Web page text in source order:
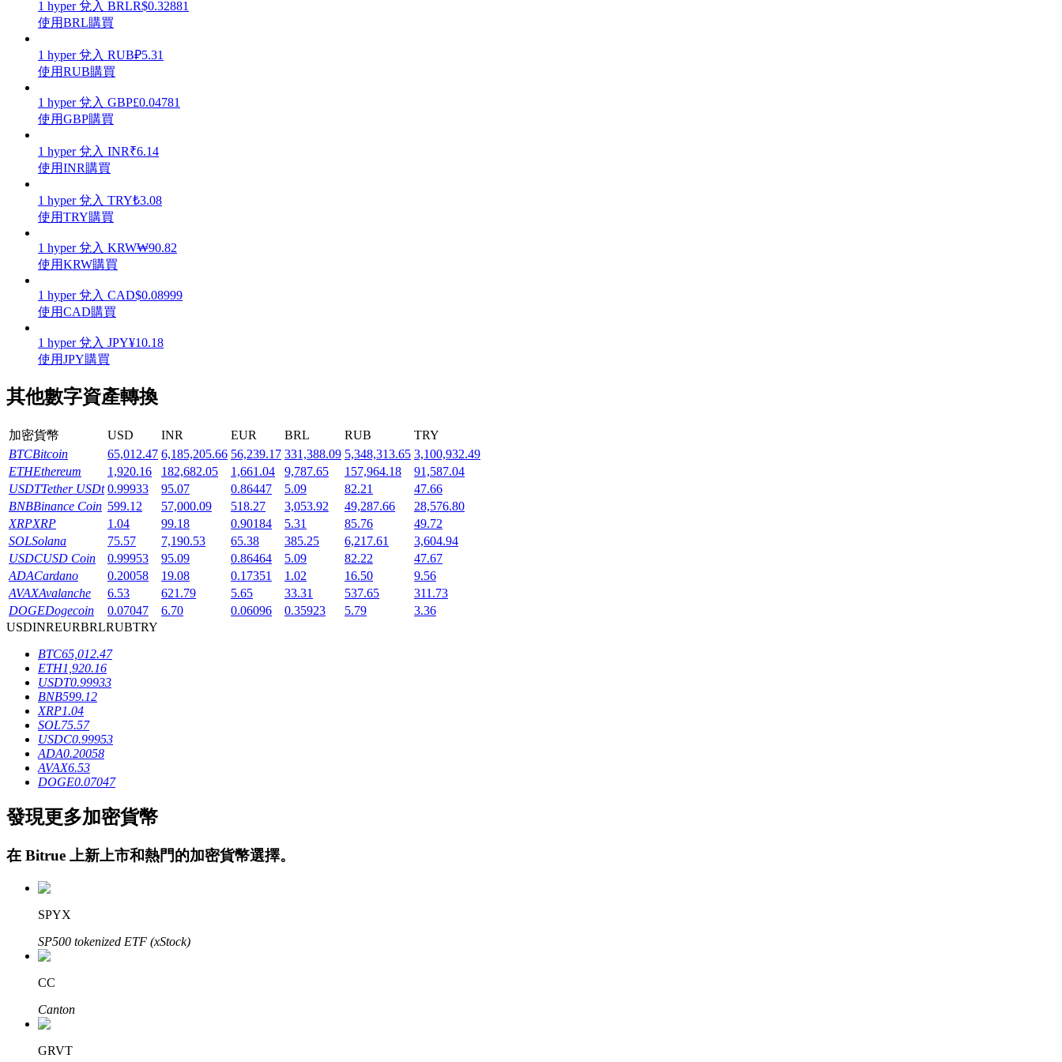
理財
增值寶
機槍池
一鍵質押鎖定高收益
Launchpool
活期質押獲得熱門資產
鎖倉BTR
輕鬆獲得多重福利
借貸寶
借貸數字貨幣，及時且安全的服務
1 hyper 兌入 BRLR$0.32881
使用BRL購買
1 hyper 兌入 RUB₽5.31
使用RUB購買
1 hyper 兌入 GBP£0.04781
使用GBP購買
1 hyper 兌入 INR₹6.14
使用INR購買
1 hyper 兌入 TRY₺3.08
使用TRY購買
1 hyper 兌入 KRW₩90.82
使用KRW購買
1 hyper 兌入 CAD$0.08999
使用CAD購買
1 hyper 兌入 JPY¥10.18
使用JPY購買
其他數字資產轉換
加密貨幣 USD INR EUR BRL RUB
TRY
BTCBitcoin 65,012.47 6,185,205.66 56,239.17 331,388.09 5,348,313.65 3,100,932.49
ETHEthereum 1,920.16 182,682.05 1,661.04 9,787.65 157,964.18
91,587.04
USDTTether USDt 0.99933 95.07 0.86447 5.09 82.21
47.66
BNBBinance Coin 599.12 57,000.09 518.27 3,053.92 49,287.66
28,576.80
XRPXRP 1.04 99.18 0.90184 5.31 85.76
49.72
SOLSolana 75.57 7,190.53 65.38 385.25 6,217.61
3,604.94
USDCUSD Coin 0.99953 95.09 0.86464 5.09 82.22
47.67
ADACardano 0.20058 19.08 0.17351 1.02 16.50
9.56
AVAXAvalanche 6.53 621.79 5.65 33.31 537.65
311.73
DOGEDogecoin 0.07047 6.70 0.06096 0.35923 5.79
3.36
USDINREURBRLRUBTRY
BTC65,012.47
ETH1,920.16
USDT0.99933
BNB599.12
XRP1.04
SOL75.57
USDC0.99953
ADA0.20058
AVAX6.53
DOGE0.07047
發現更多加密貨幣
在 Bitrue 上新上市和熱門的加密貨幣選擇。
SPYX
SP500 tokenized ETF (xStock)
CC
Canton
GRVT